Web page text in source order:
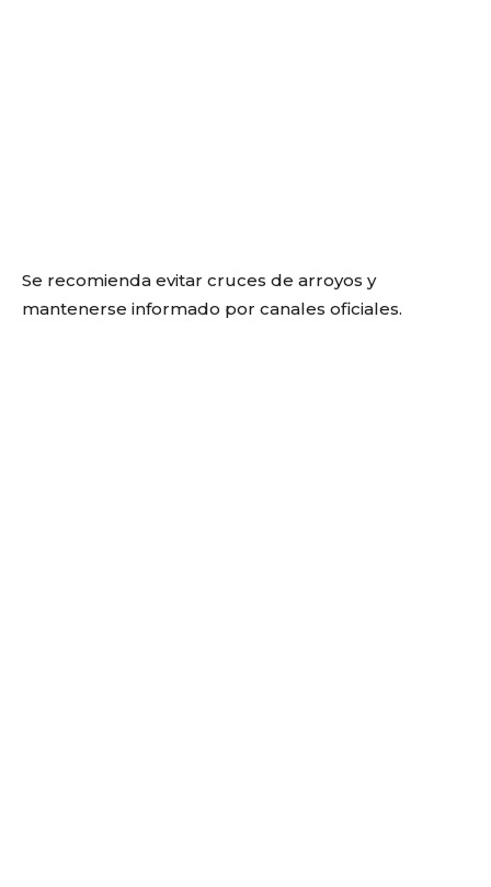
Se recomienda evitar cruces de arroyos y
mantenerse informado por canales oficiales.